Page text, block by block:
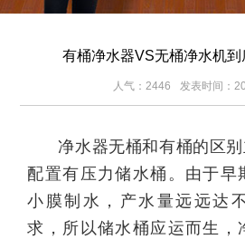
有桶净水器VS无桶净水机到
人气：2446 发表时间：
净水器无桶和有桶的区
配置有压力储水桶。由于早
小膜制水，产水量远远达
求，所以储水桶应运而生，